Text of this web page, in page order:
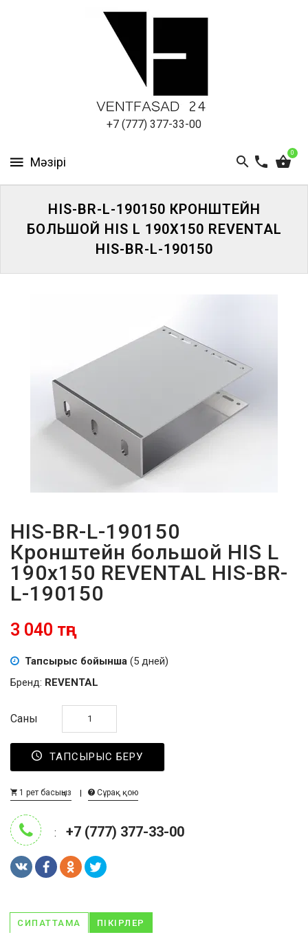
+7 (777) 377-33-00
0
ПАНЕЛИ
ПРОЕКТИРОВАНИЕ
HIS-BR-L-190150 КРОНШТЕЙН
БОЛЬШОЙ HIS L 190X150 REVENTAL
HIS-BR-L-190150
HIS-BR-L-190150
Кронштейн большой HIS L
190x150 REVENTAL HIS-BR-
L-190150
3 040 тңг
Тапсырыс бойынша (5 дней)
Бренд: REVENTAL
Саны
ТАПСЫРЫС БЕРУ
1 рет басыңыз Сұрақ қою
: +7 (777) 377-33-00
СИПАТТАМА ПІКІРЛЕР